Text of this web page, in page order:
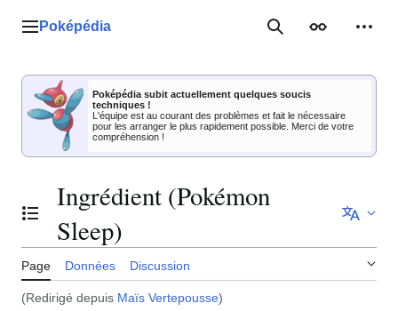
Menu principal
Poképédia RechercherApparence
Poképédia subit actuellement quelques soucis
techniques !
L'équipe est au courant des problèmes et fait le nécessaire
pour les arranger le plus rapidement possible. Merci de votre
compréhension !
Basculer la table des matières
Ingrédient (Pokémon
Sleep)
Page Données Discussion
(Redirigé depuis Maïs Vertepousse)